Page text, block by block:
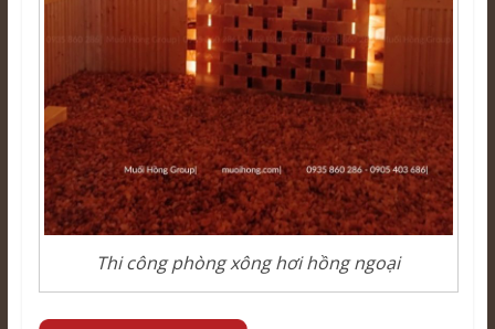
Thi công phòng xông hơi hồng ngoại